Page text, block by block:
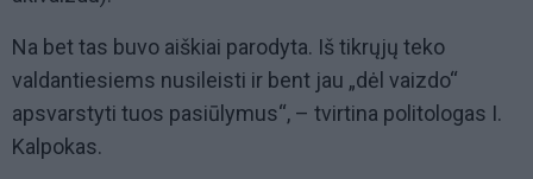
Na bet tas buvo aiškiai parodyta. Iš tikrųjų teko
valdantiesiems nusileisti ir bent jau „dėl vaizdo“
apsvarstyti tuos pasiūlymus“, – tvirtina politologas I.
Kalpokas.